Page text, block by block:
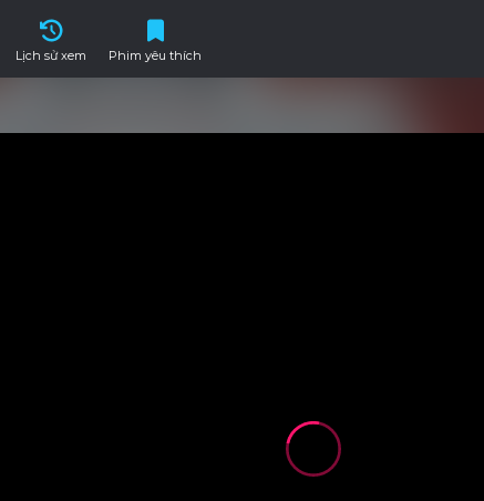
Lịch sử xem
Phim yêu thích